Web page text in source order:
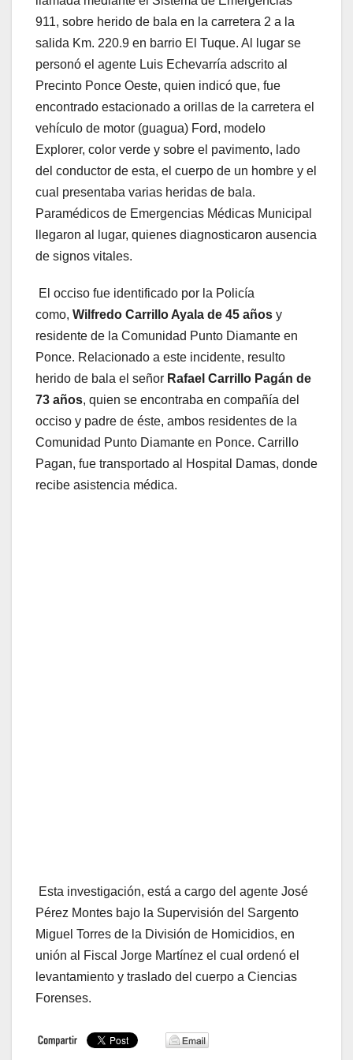
911, sobre herido de bala en la carretera 2 a la
salida Km. 220.9 en barrio El Tuque. Al lugar se
personó el agente Luis Echevarría adscrito al
Precinto Ponce Oeste, quien indicó que, fue
encontrado estacionado a orillas de la carretera el
vehículo de motor (guagua) Ford, modelo
Explorer, color verde y sobre el pavimento, lado
del conductor de esta, el cuerpo de un hombre y el
cual presentaba varias heridas de bala.
Paramédicos de Emergencias Médicas Municipal
llegaron al lugar, quienes diagnosticaron ausencia
de signos vitales.
El occiso fue identificado por la Policía
como, Wilfredo Carrillo Ayala de 45 años y
residente de la Comunidad Punto Diamante en
Ponce. Relacionado a este incidente, resulto
herido de bala el señor Rafael Carrillo Pagán de
73 años, quien se encontraba en compañía del
occiso y padre de éste, ambos residentes de la
Comunidad Punto Diamante en Ponce. Carrillo
Pagan, fue transportado al Hospital Damas, donde
recibe asistencia médica.
Esta investigación, está a cargo del agente José
Pérez Montes bajo la Supervisión del Sargento
Miguel Torres de la División de Homicidios, en
unión al Fiscal Jorge Martínez el cual ordenó el
levantamiento y traslado del cuerpo a Ciencias
Forenses.